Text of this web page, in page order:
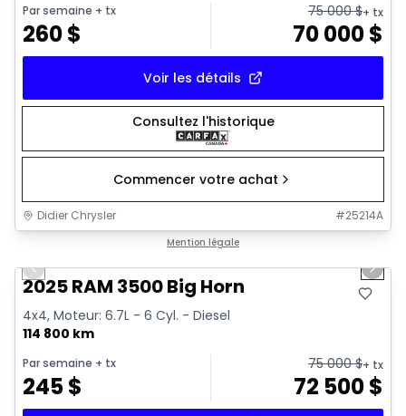
Par semaine + tx
260$
75 000$+ tx
70 000$
Voir les détails
Consultez l'historique
Commencer votre achat
Didier Chrysler #25214A
Mention légale
Previous slide Next
2025 RAM 3500 Big Horn
4x4, Moteur: 6.7L - 6 Cyl. - Diesel
114 800 km
Par semaine + tx
245$
75 000$+ tx
72 500$